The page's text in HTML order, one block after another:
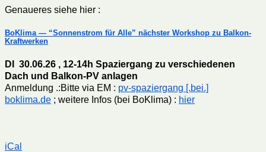
Genaueres siehe hier :
BoKlima — “Sonnenstrom für Alle” nächster Workshop zu Balkon-
Kraftwerken
DI 30.06.26 , 12-14h Spaziergang zu verschiedenen
Dach und Balkon-PV anlagen
Anmeldung .:Bitte via EM : pv-spaziergang [.bei.]
boklima.de ; weitere Infos (bei BoKlima) : hier
iCal